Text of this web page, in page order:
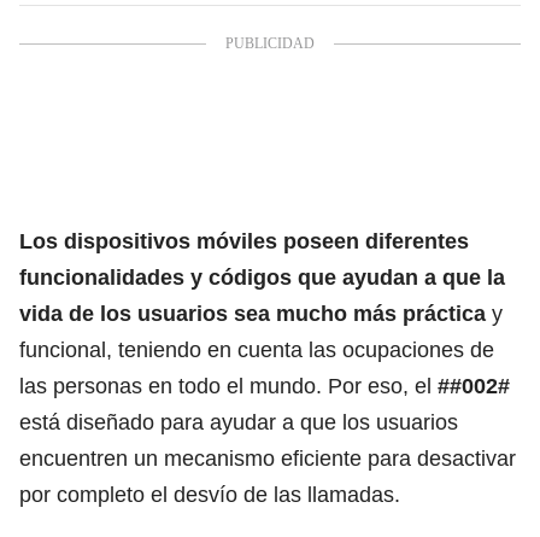
Los dispositivos móviles poseen diferentes
funcionalidades y códigos que ayudan a que la
vida de los usuarios sea mucho más práctica y
funcional, teniendo en cuenta las ocupaciones de
las personas en todo el mundo. Por eso, el ##002#
está diseñado para ayudar a que los usuarios
encuentren un mecanismo eficiente para desactivar
por completo el desvío de las llamadas.